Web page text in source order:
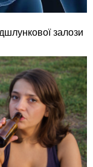
залози